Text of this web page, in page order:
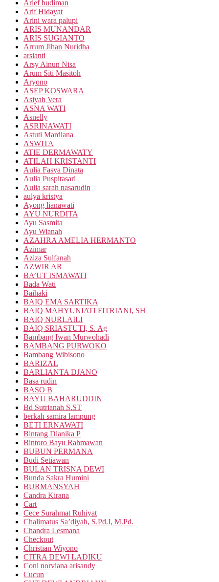
Arief budiman
Arif Hidayat
Arini wara palupi
ARIS MUNANDAR
ARIS SUGIANTO
Arrum Jihan Nuridha
arsianti
Arsy Ainun Nisa
Arum Siti Masitoh
Aryono
ASEP KOSWARA
Asiyah Vera
ASNA WATI
Asnelly
ASRINAWATI
Astuti Mardiana
ASWITA
ATIE DERMAWATY
ATILAH KRISTANTI
Aulia Fasya Dinata
Aulia Puspitasari
Aulia sarah nasarudin
aulya kristya
Ayong lianawati
AYU NURDITA
Ayu Sasmita
Ayu Wianah
AZAHRA AMELIA HERMANTO
Azimar
Aziza Sulfanah
AZWIR AR
BA’UT ISMAWATI
Bada Wati
Baihaki
BAIQ EMA SARTIKA
BAIQ MAHYUNIATI FITRIANI, SH
BAIQ NURLAILI
BAIQ SRIASTUTI, S. Ag
Bambang Iwan Murwohadi
BAMBANG PURWOKO
Bambang Wibisono
BARIZAL
BARLIANTA DJANO
Basa rudin
BASO B
BAYU BAHARUDDIN
Bd Sutrianah S.ST
berkah samira lampung
BETI ERNAWATI
Bintang Dianika P
Bintoro Bayu Rahmawan
BUBUN PERMANA
Budi Setiawan
BULAN TRISNA DEWI
Bunda Sakra Humini
BURMANSYAH
Candra Kirana
Cart
Cece Surahmat Ruhiyat
Chalimatus Sa’diyah, S.Pd.I, M.Pd.
Chandra Lesmana
Checkout
Christian Wiyono
CITRA DEWI LADIKU
Coni norviana arisandy
Cucun